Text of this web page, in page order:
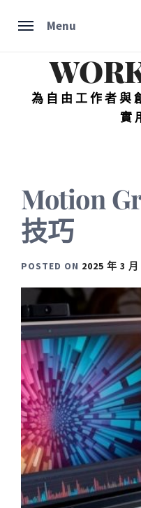
Menu
為自由工作者與
實
Motion
技巧
POSTED ON 2025 年 3 月